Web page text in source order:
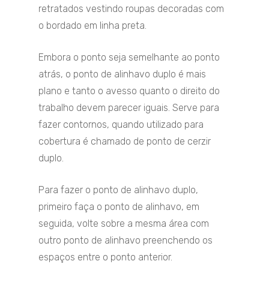
retratados vestindo roupas decoradas com
o bordado em linha preta.
Embora o ponto seja semelhante ao ponto
atrás, o ponto de alinhavo duplo é mais
plano e tanto o avesso quanto o direito do
trabalho devem parecer iguais. Serve para
fazer contornos, quando utilizado para
cobertura é chamado de ponto de cerzir
duplo.
Para fazer o ponto de alinhavo duplo,
primeiro faça o ponto de alinhavo, em
seguida, volte sobre a mesma área com
outro ponto de alinhavo preenchendo os
espaços entre o ponto anterior.